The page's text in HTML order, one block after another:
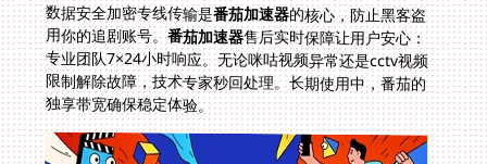
数据安全加密专线传输是番茄加速器的核心，防止黑客盗
用你的追剧账号。番茄加速器售后实时保障让用户安心：
专业团队7×24小时响应。无论咪咕视频异常还是cctv视频
限制解除故障，技术专家秒回处理。长期使用中，番茄的
独享带宽确保稳定体验。